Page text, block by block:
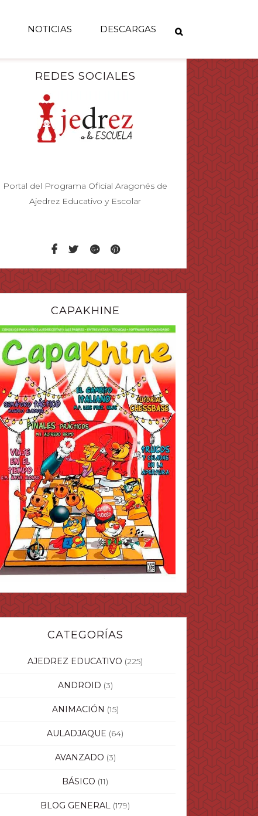
NOTICIAS DESCARGAS
REDES SOCIALES
Portal del Programa Oficial Aragonés de
Ajedrez Educativo y Escolar
CAPAKHINE
CATEGORÍAS
AJEDREZ EDUCATIVO (225)
ANDROID (3)
ANIMACIÓN (15)
AULADJAQUE (64)
AVANZADO (3)
BÁSICO (11)
BLOG GENERAL (179)